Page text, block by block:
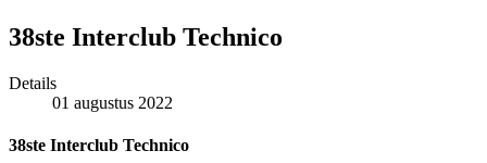
38ste Interclub Technico
Details
01 augustus 2022
38ste Interclub Technico